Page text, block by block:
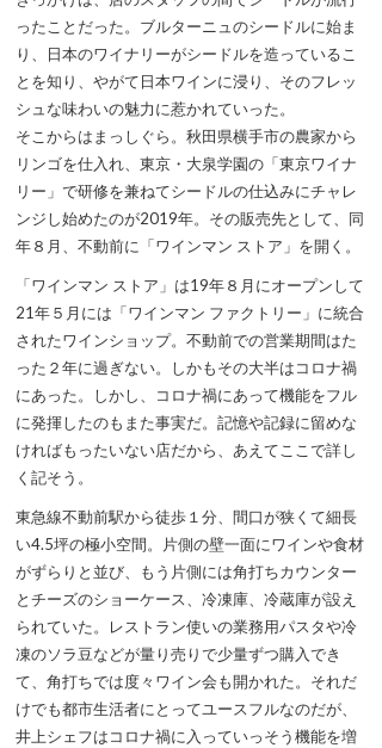
ったことだった。ブルターニュのシードルに始ま
り、日本のワイナリーがシードルを造っているこ
とを知り、やがて日本ワインに浸り、そのフレッ
シュな味わいの魅力に惹かれていった。
そこからはまっしぐら。秋田県横手市の農家から
リンゴを仕入れ、東京・大泉学園の「東京ワイナ
リー」で研修を兼ねてシードルの仕込みにチャレ
ンジし始めたのが2019年。その販売先として、同
年８月、不動前に「ワインマン ストア」を開く。
「ワインマン ストア」は19年８月にオープンして
21年５月には「ワインマン ファクトリー」に統合
されたワインショップ。不動前での営業期間はた
った２年に過ぎない。しかもその大半はコロナ禍
にあった。しかし、コロナ禍にあって機能をフル
に発揮したのもまた事実だ。記憶や記録に留めな
ければもったいない店だから、あえてここで詳し
く記そう。
東急線不動前駅から徒歩１分、間口が狭くて細長
い4.5坪の極小空間。片側の壁一面にワインや食材
がずらりと並び、もう片側には角打ちカウンター
とチーズのショーケース、冷凍庫、冷蔵庫が設え
られていた。レストラン使いの業務用パスタや冷
凍のソラ豆などが量り売りで少量ずつ購入でき
て、角打ちでは度々ワイン会も開かれた。それだ
けでも都市生活者にとってユースフルなのだが、
井上シェフはコロナ禍に入っていっそう機能を増